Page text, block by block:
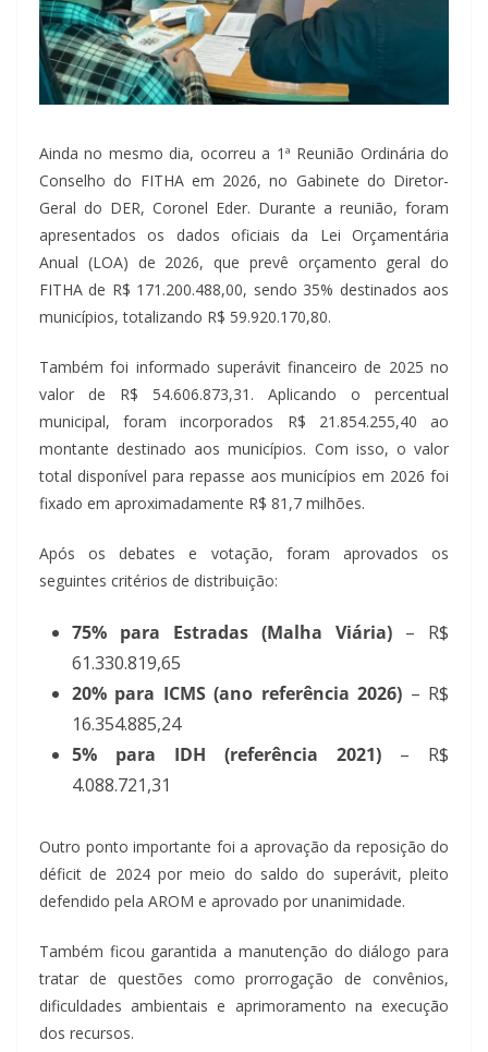
Ainda no mesmo dia, ocorreu a 1ª Reunião Ordinária do
Conselho do FITHA em 2026, no Gabinete do Diretor-
Geral do DER, Coronel Eder. Durante a reunião, foram
apresentados os dados oficiais da Lei Orçamentária
Anual (LOA) de 2026, que prevê orçamento geral do
FITHA de R$ 171.200.488,00, sendo 35% destinados aos
municípios, totalizando R$ 59.920.170,80.
Também foi informado superávit financeiro de 2025 no
valor de R$ 54.606.873,31. Aplicando o percentual
municipal, foram incorporados R$ 21.854.255,40 ao
montante destinado aos municípios. Com isso, o valor
total disponível para repasse aos municípios em 2026 foi
fixado em aproximadamente R$ 81,7 milhões.
Após os debates e votação, foram aprovados os
seguintes critérios de distribuição:
75% para Estradas (Malha Viária) – R$
61.330.819,65
20% para ICMS (ano referência 2026) – R$
16.354.885,24
5% para IDH (referência 2021) – R$
4.088.721,31
Outro ponto importante foi a aprovação da reposição do
déficit de 2024 por meio do saldo do superávit, pleito
defendido pela AROM e aprovado por unanimidade.
Também ficou garantida a manutenção do diálogo para
tratar de questões como prorrogação de convênios,
dificuldades ambientais e aprimoramento na execução
dos recursos.